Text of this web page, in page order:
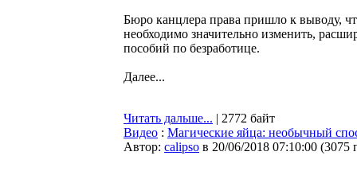
Бюро канцлера права пришло к выводу,
необходимо значительно изменить,
пособий по безработице.
Далее...
Читать дальше... | 2772 байт
Видео : Магические яйца: необычный
Автор: calipso в 20/06/2018 07:10:00 (3075